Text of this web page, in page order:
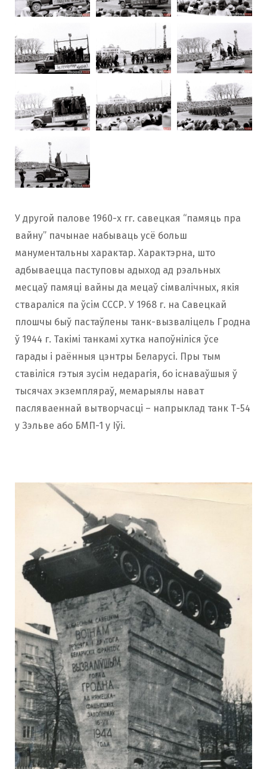
У другой палове 1960-х гг. савецкая “памяць пра
вайну” пачынае набываць усё больш
манументальны характар. Характэрна, што
адбываецца паступовы адыход ад рэальных
месцаў памяці вайны да мецаў сімвалічных, якія
ствараліся па ўсім СССР. У 1968 г. на Савецкай
плошчы быў пастаўлены танк-вызваліцель Гродна
ў 1944 г. Такімі танкамі хутка напоўніліся ўсе
гарады і раённыя цэнтры Беларусі. Пры тым
ставіліся гэтыя зусім недарагія, бо існаваўшыя ў
тысячах экземпляраў, мемарыялы нават
пасляваеннай вытворчасці – напрыклад танк Т-54
у Зэльве або БМП-1 у Іўі.